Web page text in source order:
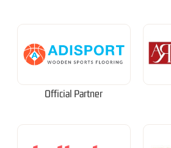
Official Partner